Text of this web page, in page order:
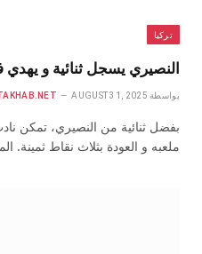
تركيا
النصيري يسجل ثنائية و يهدي
بواسطة AUGUST 31, 2025
بفضل ثنائية من النصيري، تمكن
ملعبه و العودة بثلاث نقاط ثمينة.